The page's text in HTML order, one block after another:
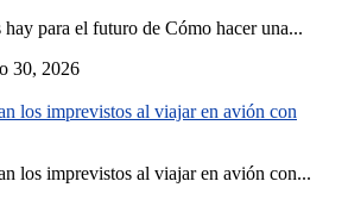
hay para el futuro de Cómo hacer una...
30, 2026
los imprevistos al viajar en avión con
los imprevistos al viajar en avión con...